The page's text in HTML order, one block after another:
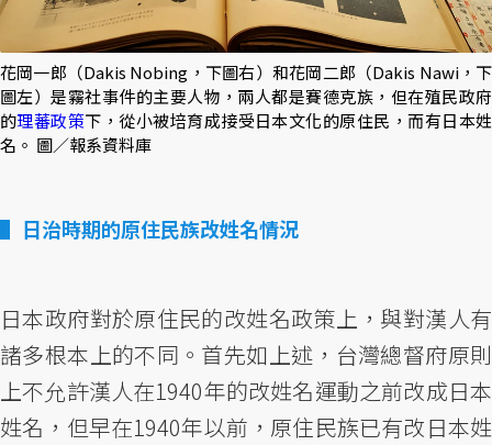
花岡一郎（Dakis Nobing，下圖右）和花岡二郎（Dakis Nawi，下
圖左）是霧社事件的主要人物，兩人都是賽德克族，但在殖民政府
的理蕃政策下，從小被培育成接受日本文化的原住民，而有日本姓
名。 圖／報系資料庫
日治時期的原住民族改姓名情況
日本政府對於原住民的改姓名政策上，與對漢人有
諸多根本上的不同。首先如上述，台灣總督府原則
上不允許漢人在1940年的改姓名運動之前改成日本
姓名，但早在1940年以前，原住民族已有改日本姓